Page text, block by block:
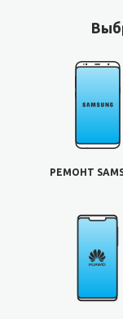
РЕМОНТ